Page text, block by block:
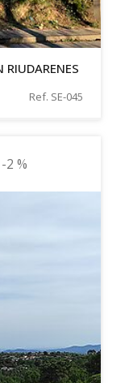
RIUDARENES
Ref. SE-045
-2 %